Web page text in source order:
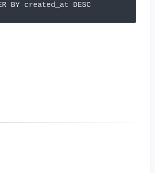
BY created_at DESC